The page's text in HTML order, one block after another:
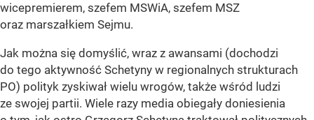
wicepremierem, szefem MSWiA, szefem MSZ
oraz marszałkiem Sejmu.
Jak można się domyślić, wraz z awansami (dochodzi
do tego aktywność Schetyny w regionalnych strukturach
PO) polityk zyskiwał wielu wrogów, także wśród ludzi
ze swojej partii. Wiele razy media obiegały doniesienia